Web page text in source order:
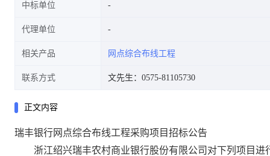
中标单位
代理单位
相关产品 网点综合布线工程
联系方式 文先生：0575-81105730
正文内容
瑞丰银行网点综合布线工程采购项目招标公告
浙江绍兴瑞丰农村商业银行股份有限公司对下列项目进